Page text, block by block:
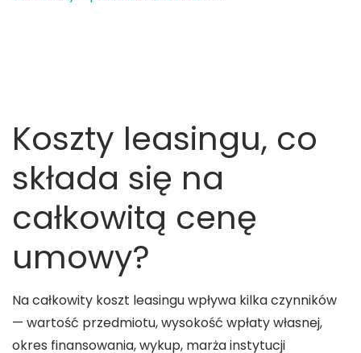
Koszty leasingu, co
składa się na
całkowitą cenę
umowy?
Na całkowity koszt leasingu wpływa kilka czynników
— wartość przedmiotu, wysokość wpłaty własnej,
okres finansowania, wykup, marża instytucji